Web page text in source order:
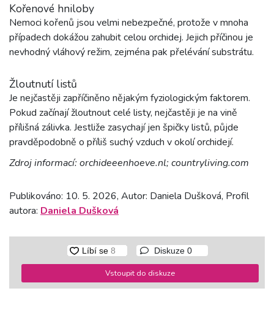
Kořenové hniloby
Nemoci kořenů jsou velmi nebezpečné, protože v mnoha
případech dokážou zahubit celou orchidej. Jejich příčinou je
nevhodný vláhový režim, zejména pak přelévání substrátu.
Žloutnutí listů
Je nejčastěji zapříčiněno nějakým fyziologickým faktorem.
Pokud začínají žloutnout celé listy, nejčastěji je na vině
přílišná zálivka. Jestliže zasychají jen špičky listů, půjde
pravděpodobně o příliš suchý vzduch v okolí orchidejí.
Zdroj informací: orchideeenhoeve.nl; countryliving.com
Publikováno: 10. 5. 2026, Autor: Daniela Dušková, Profil
autora: Daniela Dušková
Diskuze 0
Vstoupit do diskuze